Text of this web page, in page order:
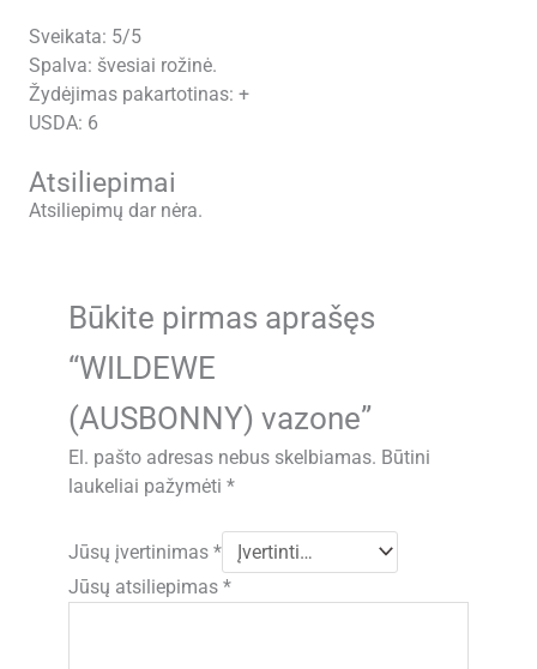
Sveikata: 5/5
Spalva: švesiai rožinė.
Žydėjimas pakartotinas: +
USDA: 6
Atsiliepimai
Atsiliepimų dar nėra.
Būkite pirmas aprašęs
“WILDEWE
(AUSBONNY) vazone”
El. pašto adresas nebus skelbiamas. Būtini
laukeliai pažymėti*
Jūsų įvertinimas*
Jūsų atsiliepimas*